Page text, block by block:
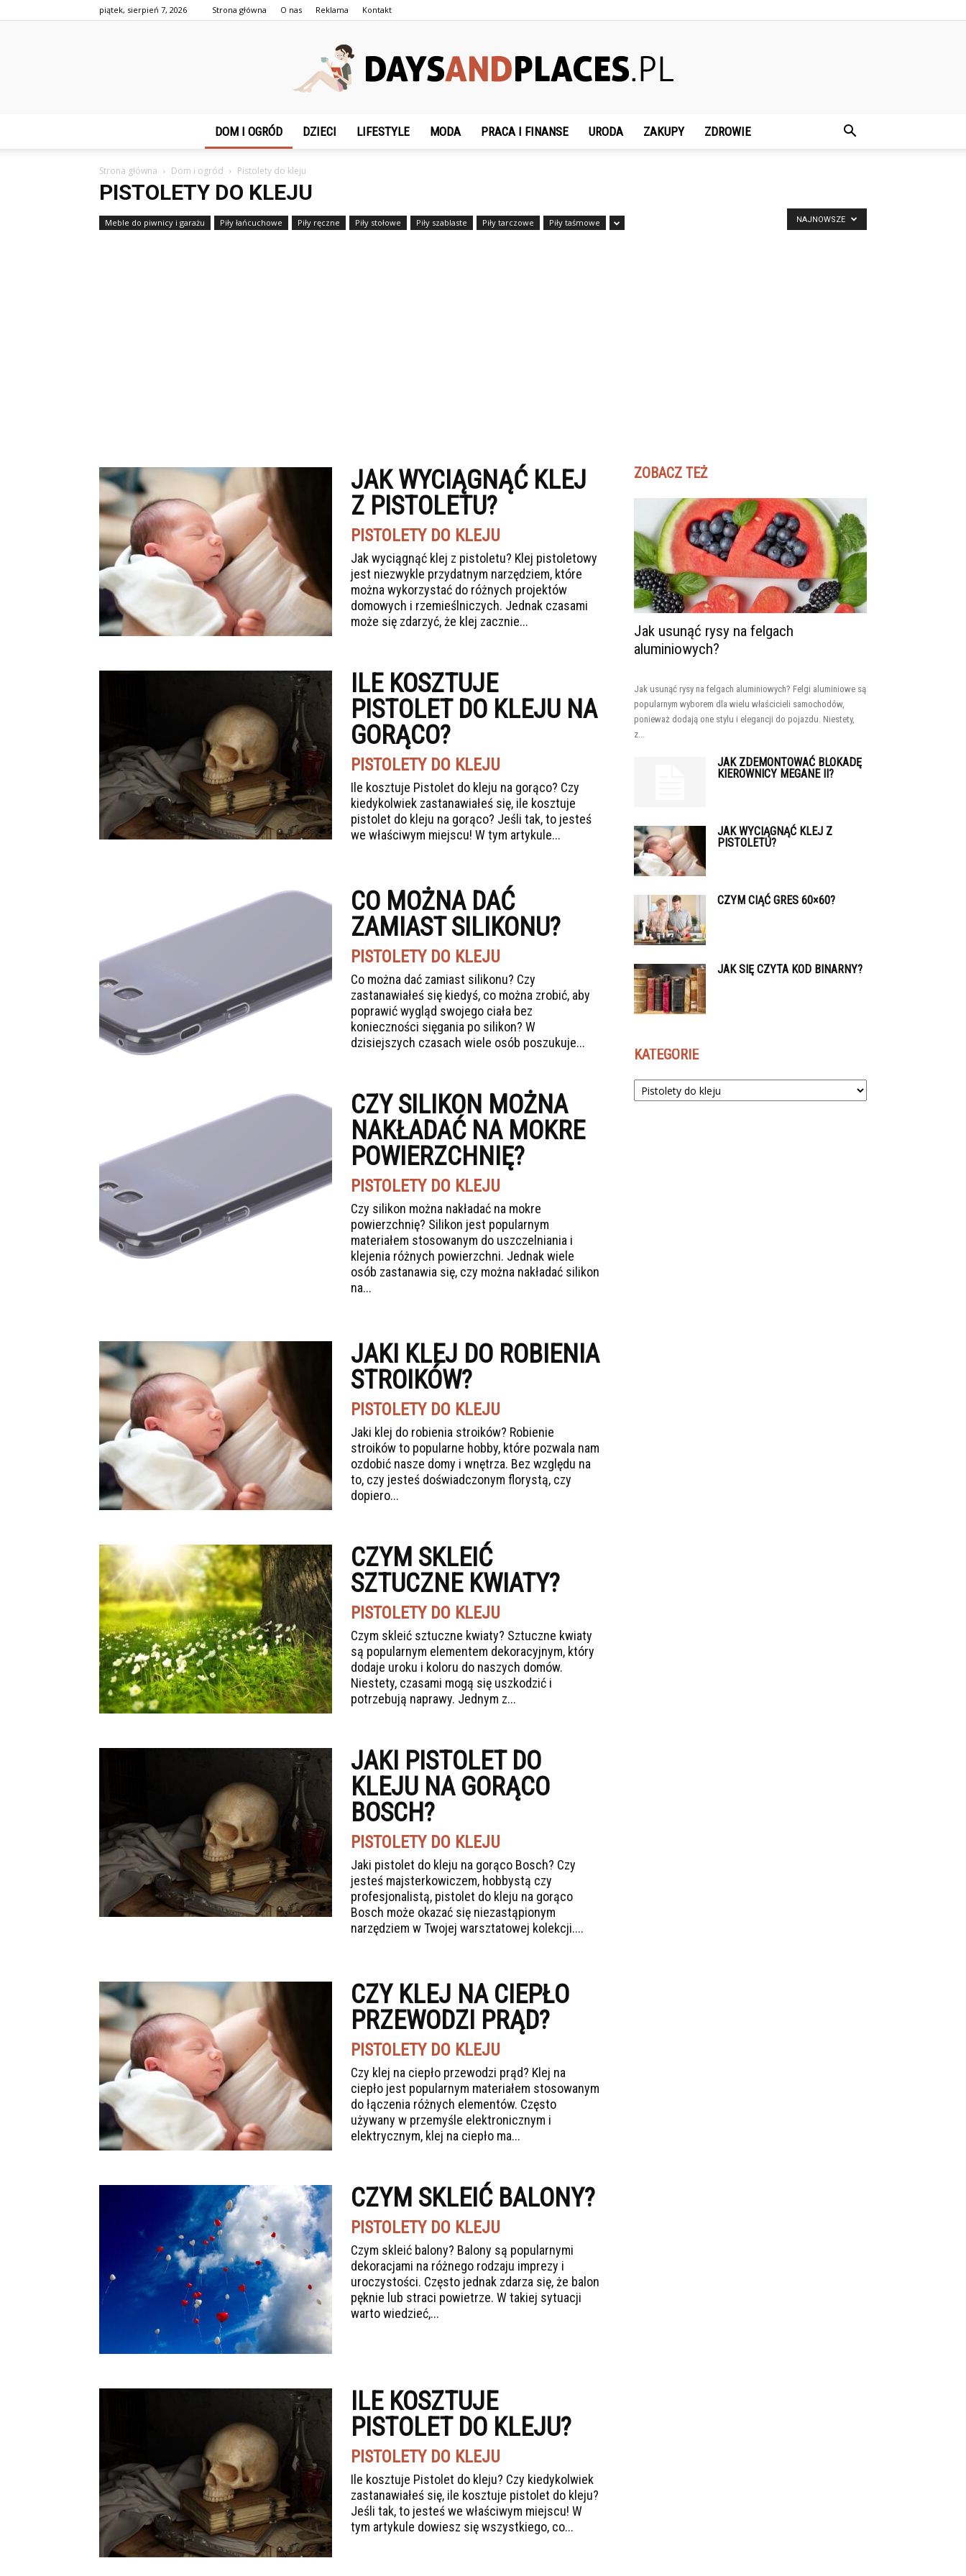
piątek, sierpień 7, 2026 Strona główna O nas Reklama Kontakt
DaysAndPlaces.pl
DOM I OGRÓD DZIECI LIFESTYLE MODA PRACA I FINANSE URODA ZAKUPY ZDROWIE
Strona główna Dom i ogród Pistolety do kleju
PISTOLETY DO KLEJU
Meble do piwnicy i garażu Piły łańcuchowe Piły ręczne Piły stołowe Piły szablaste Piły tarczowe Piły taśmowe NAJNOWSZE
JAK WYCIĄGNĄĆ KLEJ
Z PISTOLETU?
PISTOLETY DO KLEJU
Jak wyciągnąć klej z pistoletu? Klej pistoletowy
jest niezwykle przydatnym narzędziem, które
można wykorzystać do różnych projektów
domowych i rzemieślniczych. Jednak czasami
może się zdarzyć, że klej zacznie...
ILE KOSZTUJE
PISTOLET DO KLEJU NA
GORĄCO?
PISTOLETY DO KLEJU
Ile kosztuje Pistolet do kleju na gorąco? Czy
kiedykolwiek zastanawiałeś się, ile kosztuje
pistolet do kleju na gorąco? Jeśli tak, to jesteś
we właściwym miejscu! W tym artykule...
CO MOŻNA DAĆ
ZAMIAST SILIKONU?
PISTOLETY DO KLEJU
Co można dać zamiast silikonu? Czy
zastanawiałeś się kiedyś, co można zrobić, aby
poprawić wygląd swojego ciała bez
konieczności sięgania po silikon? W
dzisiejszych czasach wiele osób poszukuje...
CZY SILIKON MOŻNA
NAKŁADAĆ NA MOKRE
POWIERZCHNIĘ?
PISTOLETY DO KLEJU
Czy silikon można nakładać na mokre
powierzchnię? Silikon jest popularnym
materiałem stosowanym do uszczelniania i
klejenia różnych powierzchni. Jednak wiele
osób zastanawia się, czy można nakładać silikon
na...
JAKI KLEJ DO ROBIENIA
STROIKÓW?
PISTOLETY DO KLEJU
Jaki klej do robienia stroików? Robienie
stroików to popularne hobby, które pozwala nam
ozdobić nasze domy i wnętrza. Bez względu na
to, czy jesteś doświadczonym florystą, czy
dopiero...
CZYM SKLEIĆ
SZTUCZNE KWIATY?
PISTOLETY DO KLEJU
Czym skleić sztuczne kwiaty? Sztuczne kwiaty
są popularnym elementem dekoracyjnym, który
dodaje uroku i koloru do naszych domów.
Niestety, czasami mogą się uszkodzić i
potrzebują naprawy. Jednym z...
JAKI PISTOLET DO
KLEJU NA GORĄCO
BOSCH?
PISTOLETY DO KLEJU
Jaki pistolet do kleju na gorąco Bosch? Czy
jesteś majsterkowiczem, hobbystą czy
profesjonalistą, pistolet do kleju na gorąco
Bosch może okazać się niezastąpionym
narzędziem w Twojej warsztatowej kolekcji....
CZY KLEJ NA CIEPŁO
PRZEWODZI PRĄD?
PISTOLETY DO KLEJU
Czy klej na ciepło przewodzi prąd? Klej na
ciepło jest popularnym materiałem stosowanym
do łączenia różnych elementów. Często
używany w przemyśle elektronicznym i
elektrycznym, klej na ciepło ma...
CZYM SKLEIĆ BALONY?
PISTOLETY DO KLEJU
Czym skleić balony? Balony są popularnymi
dekoracjami na różnego rodzaju imprezy i
uroczystości. Często jednak zdarza się, że balon
pęknie lub straci powietrze. W takiej sytuacji
warto wiedzieć,...
ILE KOSZTUJE
PISTOLET DO KLEJU?
PISTOLETY DO KLEJU
Ile kosztuje Pistolet do kleju? Czy kiedykolwiek
zastanawiałeś się, ile kosztuje pistolet do kleju?
Jeśli tak, to jesteś we właściwym miejscu! W
tym artykule dowiesz się wszystkiego, co...
ZOBACZ TEŻ
Jak usunąć rysy na felgach
aluminiowych?
Jak usunąć rysy na felgach aluminiowych? Felgi aluminiowe są
popularnym wyborem dla wielu właścicieli samochodów,
ponieważ dodają one stylu i elegancji do pojazdu. Niestety,
z...
JAK ZDEMONTOWAĆ BLOKADĘ
KIEROWNICY MEGANE II?
JAK WYCIĄGNĄĆ KLEJ Z
PISTOLETU?
CZYM CIĄĆ GRES 60×60?
JAK SIĘ CZYTA KOD BINARNY?
KATEGORIE
Kategorie